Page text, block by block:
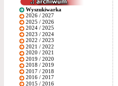
Wyszukiwarka
2026 / 2027
2025 / 2026
2024 / 2025
2023 / 2024
2022 / 2023
2021 / 2022
2020 / 2021
2019 / 2020
2018 / 2019
2017 / 2018
2016 / 2017
2015 / 2016